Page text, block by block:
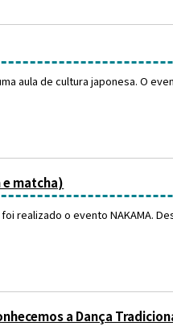
aula de cultura japonesa. O
e matcha)
realizado o evento NAKAMA.
a Dança